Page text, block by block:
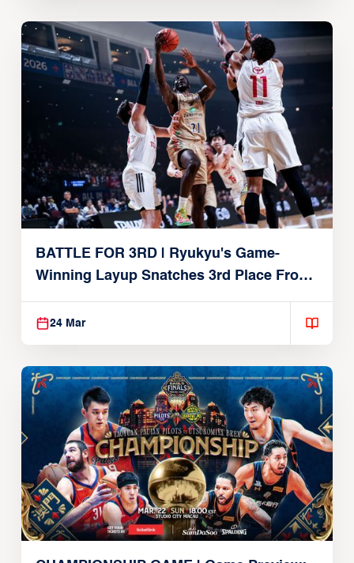
BATTLE FOR 3RD | Ryukyu's Game-
Winning Layup Snatches 3rd Place From
Alvark
24 Mar